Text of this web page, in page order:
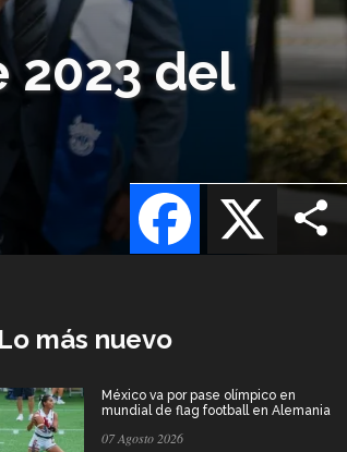
2023 del
X
Facebook
Lo más nuevo
México va por pase olímpico en
mundial de flag football en Alemania
07 Agosto 2026